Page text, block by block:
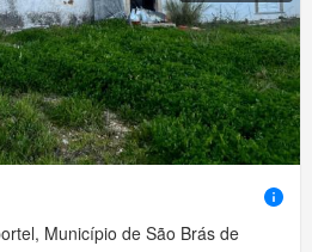
Município de São Brás de